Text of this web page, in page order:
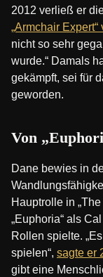
2012 verließ er
„Armchair
nicht so sehr
wurde.“ Damals
gekämpft, sei für
geworden.
Von
Dane bewies in
Hauptrolle in
„Euphoria“ als
Rollen spielte.
spielen“, sagte er
gibt eine